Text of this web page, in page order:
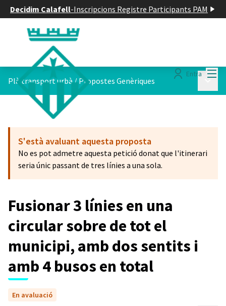
Decidim Calafell-Inscripcions Registre Participants PAM
Entra
Plà transport urbà / Propostes Genèriques
S'està avaluant aquesta proposta
No es pot admetre aquesta petició donat que l'itinerari
seria únic passant de tres línies a una sola.
Fusionar 3 línies en una
circular sobre de tot el
municipi, amb dos sentits i
amb 4 busos en total
En avaluació